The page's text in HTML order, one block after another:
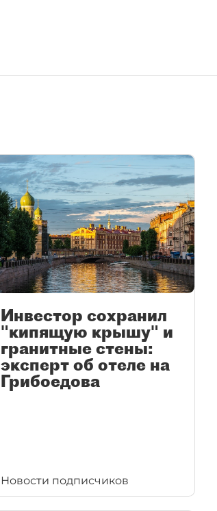
Инвестор сохранил
"кипящую крышу" и
гранитные стены:
эксперт об отеле на
Грибоедова
Новости подписчиков